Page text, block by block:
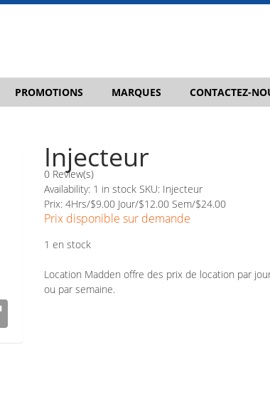
PROMOTIONS MARQUES CONTACTEZ-
Injecteur
0 Review(s)
Availability: 1 in stock SKU: Injecteur
Prix: 4Hrs/$9.00 Jour/$12.00 Sem/$24.00
Prix disponible sur demande
1 en stock
Location Madden offre des prix de location par
ou par semaine.